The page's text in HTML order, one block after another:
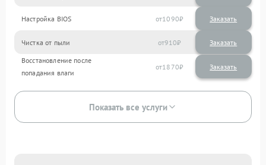
Настройка BIOS 1090
Чистка от пыли 910
Восстановление после
попадания влаги
1870
Показать все услуги